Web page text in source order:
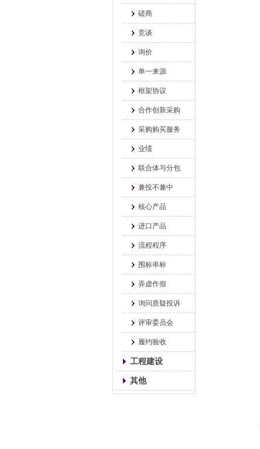
磋商
竞谈
询价
单一来源
框架协议
合作创新采购
采购购买服务
业绩
联合体与分包
兼投不兼中
核心产品
进口产品
流程程序
围标串标
弄虚作假
询问质疑投诉
评审委员会
履约验收
工程建设
其他